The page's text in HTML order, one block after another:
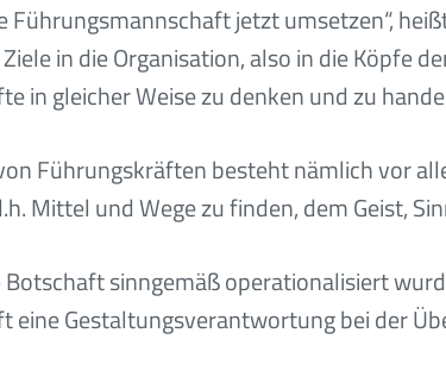
Führungsmannschaft jetzt umsetzen“,
in die Organisation, also in die Köpfe
in gleicher Weise zu denken und zu
Führungskräften besteht nämlich vor
Mittel und Wege zu finden, dem Geist,
sinngemäß operationalisiert
eine Gestaltungsverantwortung bei der